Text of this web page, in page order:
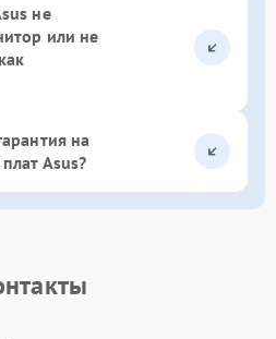
не
или не
на
Asus?